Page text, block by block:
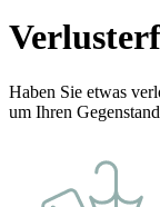
Haben Sie etwas
um Ihren